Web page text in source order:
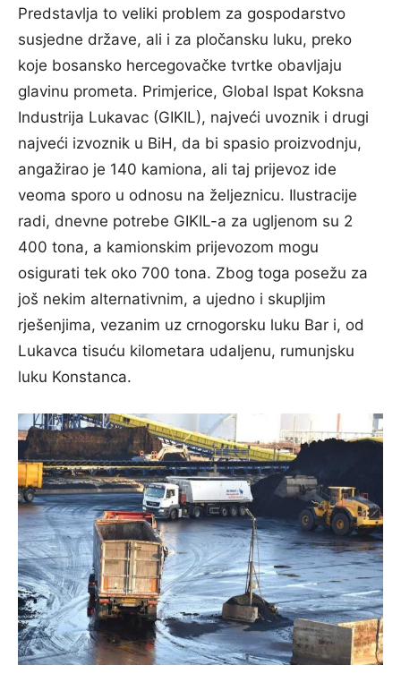
Predstavlja to veliki problem za gospodarstvo
susjedne države, ali i za pločansku luku, preko
koje bosansko hercegovačke tvrtke obavljaju
glavinu prometa. Primjerice, Global Ispat Koksna
Industrija Lukavac (GIKIL), najveći uvoznik i drugi
najveći izvoznik u BiH, da bi spasio proizvodnju,
angažirao je 140 kamiona, ali taj prijevoz ide
veoma sporo u odnosu na željeznicu. Ilustracije
radi, dnevne potrebe GIKIL-a za ugljenom su 2
400 tona, a kamionskim prijevozom mogu
osigurati tek oko 700 tona. Zbog toga posežu za
još nekim alternativnim, a ujedno i skupljim
rješenjima, vezanim uz crnogorsku luku Bar i, od
Lukavca tisuću kilometara udaljenu, rumunjsku
luku Konstanca.